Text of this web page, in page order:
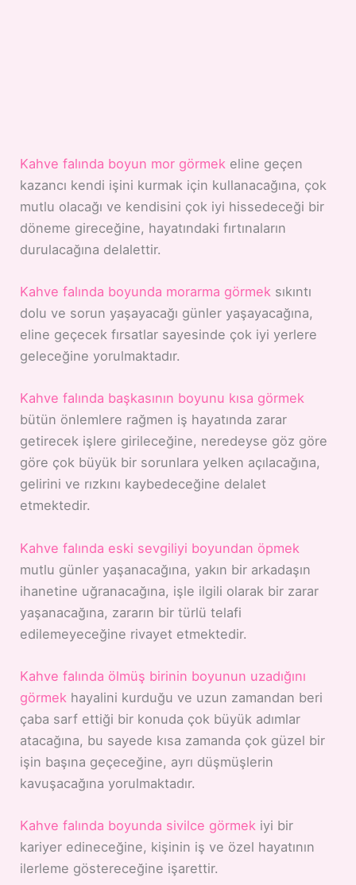
Kahve falında boyun mor görmek eline geçen
kazancı kendi işini kurmak için kullanacağına, çok
mutlu olacağı ve kendisini çok iyi hissedeceği bir
döneme gireceğine, hayatındaki fırtınaların
durulacağına delalettir.
Kahve falında boyunda morarma görmek sıkıntı
dolu ve sorun yaşayacağı günler yaşayacağına,
eline geçecek fırsatlar sayesinde çok iyi yerlere
geleceğine yorulmaktadır.
Kahve falında başkasının boyunu kısa görmek
bütün önlemlere rağmen iş hayatında zarar
getirecek işlere girileceğine, neredeyse göz göre
göre çok büyük bir sorunlara yelken açılacağına,
gelirini ve rızkını kaybedeceğine delalet
etmektedir.
Kahve falında eski sevgiliyi boyundan öpmek
mutlu günler yaşanacağına, yakın bir arkadaşın
ihanetine uğranacağına, işle ilgili olarak bir zarar
yaşanacağına, zararın bir türlü telafi
edilemeyeceğine rivayet etmektedir.
Kahve falında ölmüş birinin boyunun uzadığını
görmek hayalini kurduğu ve uzun zamandan beri
çaba sarf ettiği bir konuda çok büyük adımlar
atacağına, bu sayede kısa zamanda çok güzel bir
işin başına geçeceğine, ayrı düşmüşlerin
kavuşacağına yorulmaktadır.
Kahve falında boyunda sivilce görmek iyi bir
kariyer edineceğine, kişinin iş ve özel hayatının
ilerleme göstereceğine işarettir.